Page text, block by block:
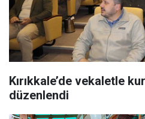
Kırıkkale’de vekaletle
düzenlendi